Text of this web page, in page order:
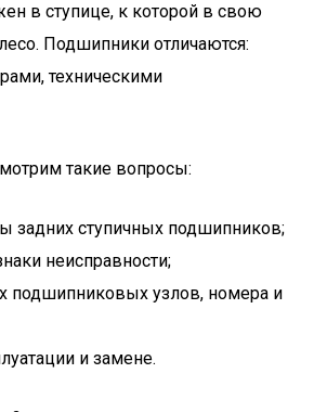
в ступице, к которой в свою
Подшипники отличаются:
техническими
такие вопросы:
задних ступичных подшипников;
неисправности;
подшипниковых узлов, номера и
и замене.